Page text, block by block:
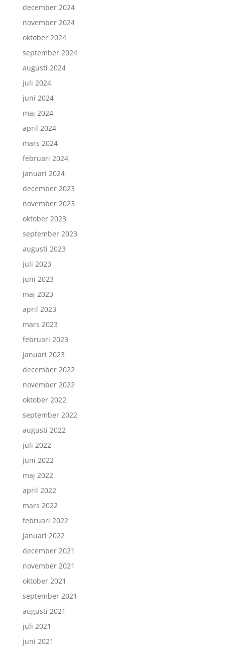
december 2024
november 2024
oktober 2024
september 2024
augusti 2024
juli 2024
juni 2024
maj 2024
april 2024
mars 2024
februari 2024
januari 2024
december 2023
november 2023
oktober 2023
september 2023
augusti 2023
juli 2023
juni 2023
maj 2023
april 2023
mars 2023
februari 2023
januari 2023
december 2022
november 2022
oktober 2022
september 2022
augusti 2022
juli 2022
juni 2022
maj 2022
april 2022
mars 2022
februari 2022
januari 2022
december 2021
november 2021
oktober 2021
september 2021
augusti 2021
juli 2021
juni 2021